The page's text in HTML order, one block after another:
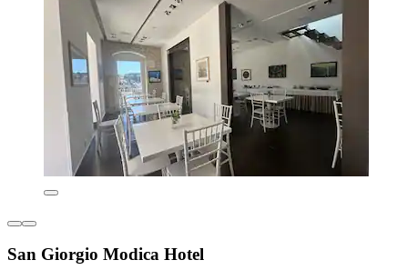
San Giorgio Modica Hotel